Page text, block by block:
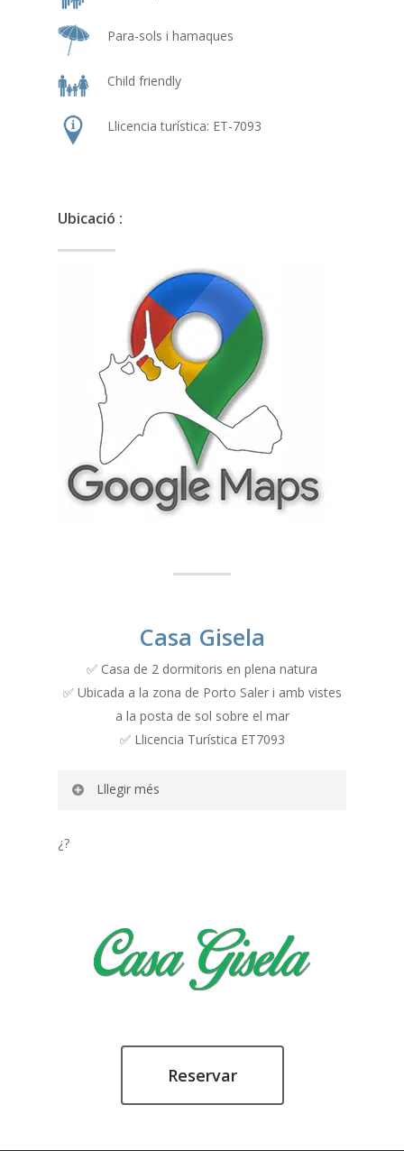
Para-sols i hamaques
Child friendly
Llicencia turística: ET-7093
Ubicació :
Casa Gisela
✅ Casa de 2 dormitoris en plena natura
✅ Ubicada a la zona de Porto Saler i amb vistes
a la posta de sol sobre el mar
✅ Llicencia Turística ET7093
Lllegir més
Compta amb dos dormitoris, un amb llit
doble i l’altre amb dos llits individuals amb
una decoració molt fresca i acollidora, molt
electrodomèstics i estris necessaris per
¿?
Reservar